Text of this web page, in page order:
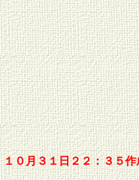
１０月３１日２２：３５